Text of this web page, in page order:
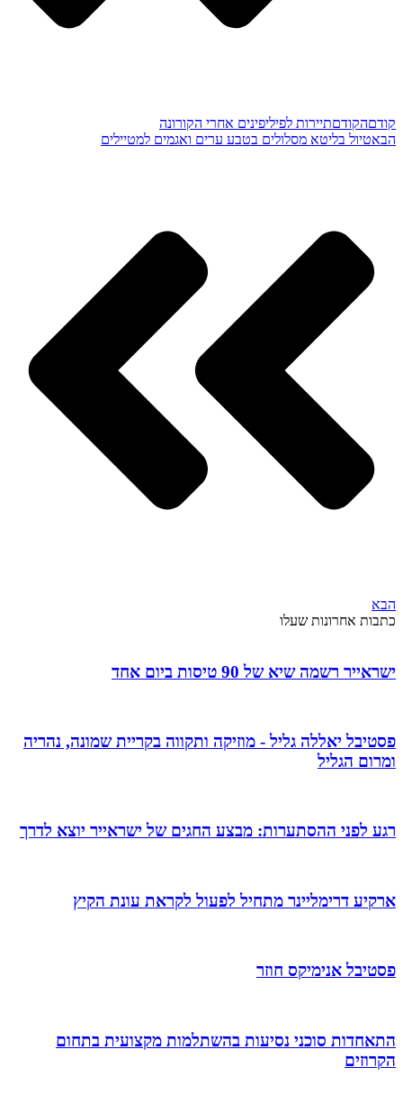
קודםהקודםתיירות לפיליפינים אחרי הקורונה
הבאטיול בליטא מסלולים בטבע ערים ואגמים למטיילים
הבא
כתבות אחרונות שעלו
ישראייר רשמה שיא של 90 טיסות ביום אחד
פסטיבל יאללה גליל - מוזיקה ותקווה בקריית שמונה, נהריה
ומרום הגליל
רגע לפני ההסתערות: מבצע החגים של ישראייר יוצא לדרך
ארקיע דרימליינר מתחיל לפעול לקראת עונת הקיץ
פסטיבל אנימיקס חוזר
התאחדות סוכני נסיעות בהשתלמות מקצועית בתחום
הקרוזים